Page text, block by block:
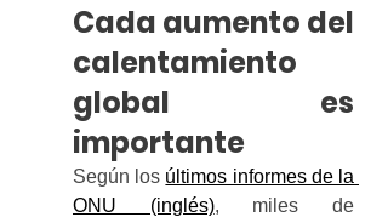
Cada aumento del
calentamiento
global es
importante
Según los últimos informes de la
ONU (inglés), miles de